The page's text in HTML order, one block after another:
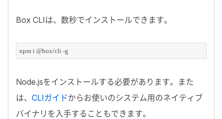
Box CLIは、 数秒でインストールできます。
npm i @box/cli -g
Node.jsをインストールする必要があります。また
は、 CLIガイドからお使いのシステム用のネイティブ
バイナリを入手することもできます。